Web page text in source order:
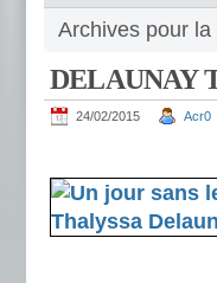
Archives pour la
DELAUNAY
24/02/2015 Acr0